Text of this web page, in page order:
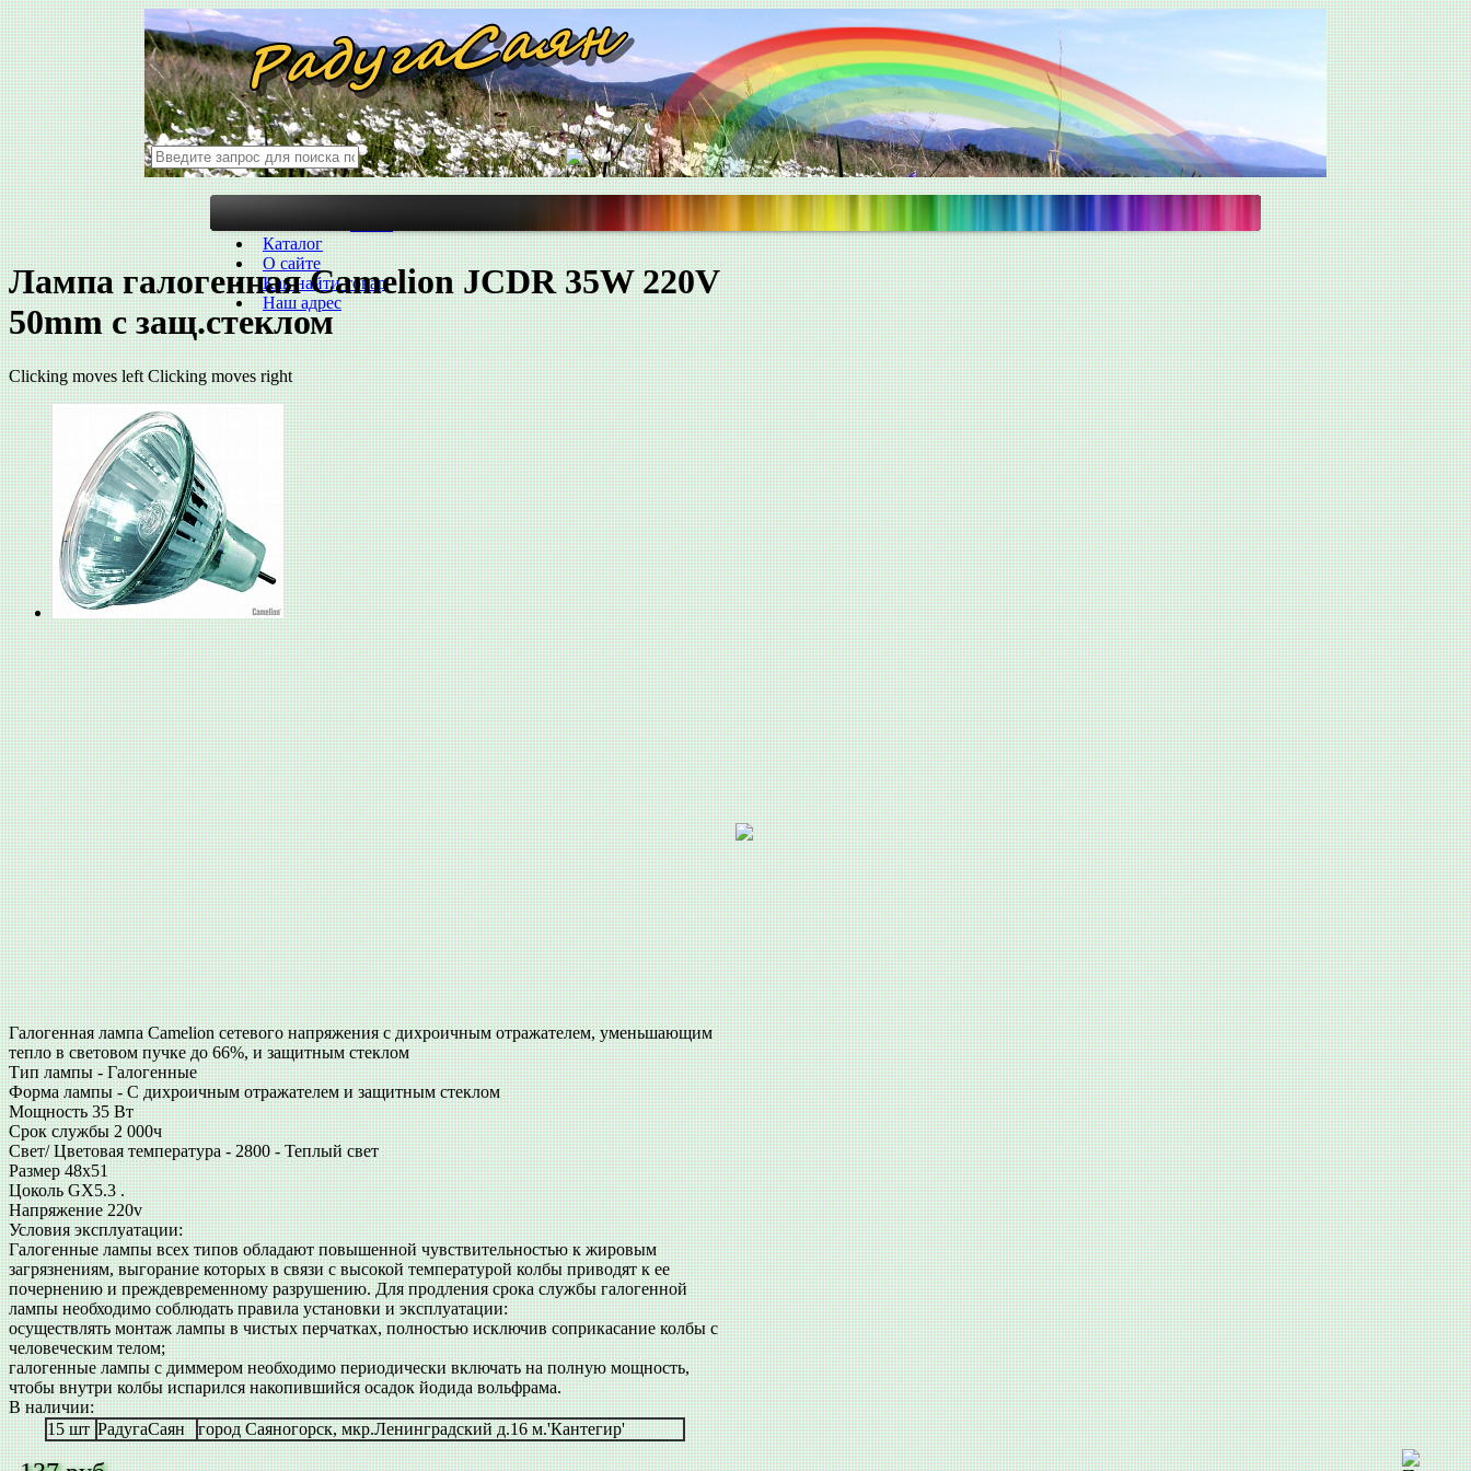
Каталог
О сайте
Как найти товар
Наш адрес
Лампа галогенная Camelion JCDR 35W 220V
50mm с защ.стеклом
Clicking moves left Clicking moves right
Галогенная лампа Camelion сетевого напряжения с дихроичным отражателем, уменьшающим
тепло в световом пучке до 66%, и защитным стеклом
Тип лампы - Галогенные
Форма лампы - С дихроичным отражателем и защитным стеклом
Мощность 35 Вт
Срок службы 2 000ч
Свет/ Цветовая температура - 2800 - Теплый свет
Размер 48x51
Цоколь GX5.3 .
Напряжение 220v
Условия эксплуатации:
Галогенные лампы всех типов обладают повышенной чувствительностью к жировым
загрязнениям, выгорание которых в связи с высокой температурой колбы приводят к ее
почернению и преждевременному разрушению. Для продления срока службы галогенной
лампы необходимо соблюдать правила установки и эксплуатации:
осуществлять монтаж лампы в чистых перчатках, полностью исключив соприкасание колбы с
человеческим телом;
галогенные лампы с диммером необходимо периодически включать на полную мощность,
чтобы внутри колбы испарился накопившийся осадок йодида вольфрама.
В наличии:
15 шт РадугаСаян город Саяногорск, мкр.Ленинградский д.16 м.'Кантегир'